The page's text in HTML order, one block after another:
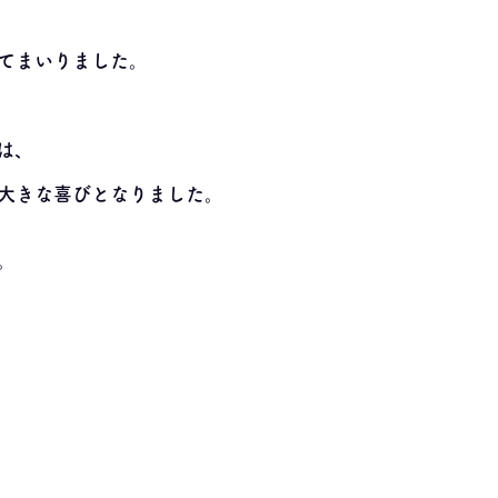
まいりました。
、
な喜びとなりました。